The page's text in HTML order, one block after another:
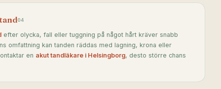
04
efter olycka, fall eller tuggning på något hårt kräver snabb
omfattning kan tanden räddas med lagning, krona eller
en akut tandläkare i Helsingborg, desto större chans